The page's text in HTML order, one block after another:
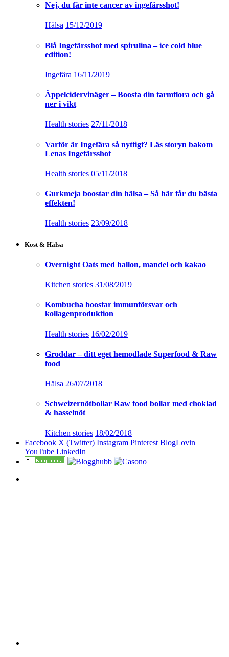
Nej, du får inte cancer av ingefärsshot!
Hälsa 15/12/2019
Blå Ingefärsshot med spirulina – ice cold blue
edition!
Ingefära 16/11/2019
Äppelcidervinäger – Boosta din tarmflora och gå
ner i vikt
Health stories 27/11/2018
Varför är Ingefära så nyttigt? Läs storyn bakom
Lenas Ingefärsshot
Health stories 05/11/2018
Gurkmeja boostar din hälsa – Så här får du bästa
effekten!
Health stories 23/09/2018
Kost & Hälsa
Overnight Oats med hallon, mandel och kakao
Kitchen stories 31/08/2019
Kombucha boostar immunförsvar och
kollagenproduktion
Health stories 16/02/2019
Groddar – ditt eget hemodlade Superfood & Raw
food
Hälsa 26/07/2018
Schweizernötbollar Raw food bollar med choklad
& hasselnöt
Kitchen stories 18/02/2018
Facebook X (Twitter) Instagram Pinterest BlogLovin
YouTube LinkedIn